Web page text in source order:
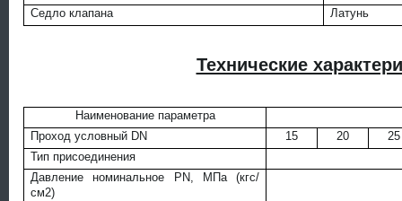
Седло клапана
Латунь
Технические
Наименование параметра
Проход условный DN
15 20
25
Тип присоединения
Давление номинальное PN, МПа (кгс/
см2)